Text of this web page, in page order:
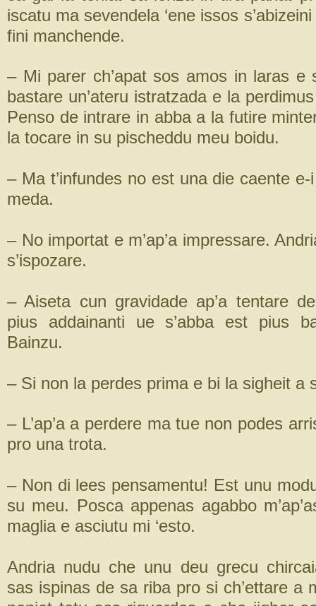
iscatu ma sevendela ‘ene issos
fini manchende.
– Mi parer ch’apat sos amos in laras e
bastare un’ateru istratzada e la
Penso de intrare in abba a la futire
la tocare in su pischeddu meu boidu.
– Ma t’infundes no est una die caente e-
meda.
– No importat e m’ap’a impressare.
s’ispozare.
– Aiseta cun gravidade ap’a tentare
pius addainanti ue s’abba est pius
Bainzu.
– Si non la perdes prima e bi la sigheit a
– L’ap’a a perdere ma tue non podes
pro una trota.
– Non di lees pensamentu! Est unu
su meu. Posca appenas agabbo
maglia e asciutu mi ‘esto.
Andria nudu che unu deu grecu
sas ispinas de sa riba pro si ch’ettare a